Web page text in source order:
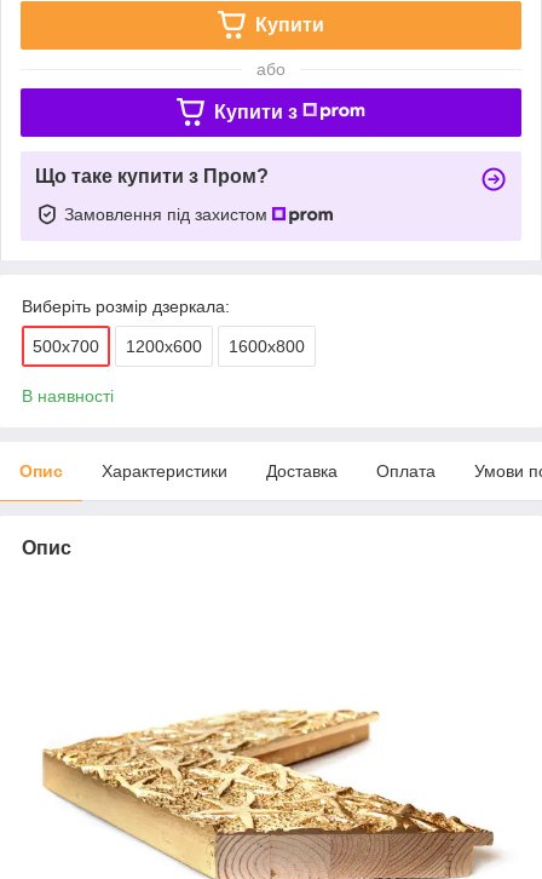
Купити
або
Купити з
Що таке купити з Пром?
Замовлення під захистом
Виберіть розмір дзеркала:
500х700 1200х600 1600х800
В наявності
Опис Характеристики Доставка Оплата Умови
Опис